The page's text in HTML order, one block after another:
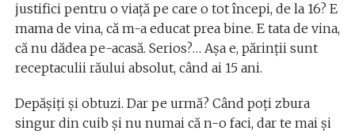
justifici pentru o viață pe care o tot începi, de la 16? E
mama de vina, că m-a educat prea bine. E tata de vina,
că nu dădea pe-acasă. Serios?… Așa e, părinții sunt
receptaculii răului absolut, când ai 15 ani.
Depășiți și obtuzi. Dar pe urmă? Când poți zbura
singur din cuib și nu numai că n-o faci, dar te mai și